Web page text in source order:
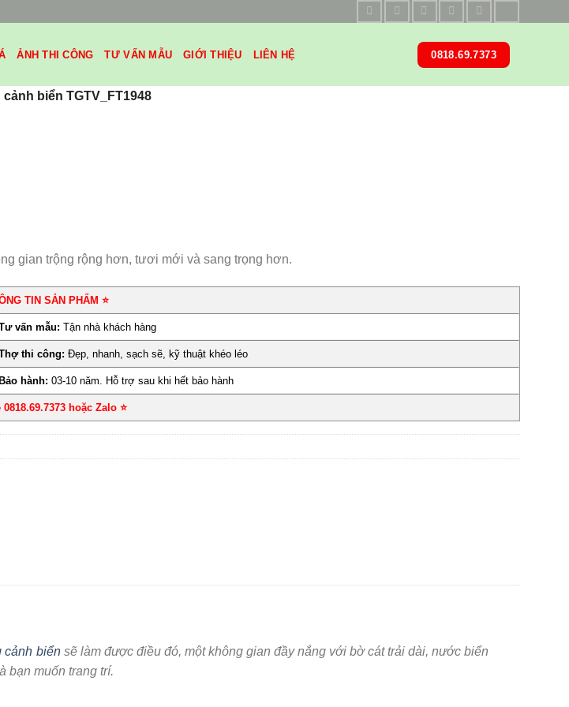
ẢNH THI CÔNG TƯ VẤN MẪU GIỚI THIỆU LIÊN HỆ 0818.69.7373
biển TGTV_FT1948
gian trộng rộng hơn, tươi mới và sang trọng hơn.
TIN SẢN PHẨM ⭐
vấn mẫu: Tận nhà khách hàng
thi công: Đẹp, nhanh, sạch sẽ, kỹ thuật khéo léo
Bảo hành: 03-10 năm. Hỗ trợ sau khi hết bảo hành
0818.69.7373 hoặc Zalo ⭐
cảnh biểnsẽ làm được điều đó, một không gian đầy nắng với bờ cát trải dài, nước biển
bạn muốn trang trí.